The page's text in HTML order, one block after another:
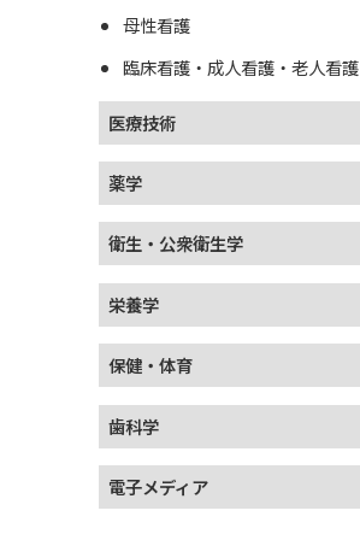
母性看護
臨床看護・成人看護・老人看護
医療技術
薬学
衛生・公衆衛生学
栄養学
保健・体育
歯科学
電子メディア